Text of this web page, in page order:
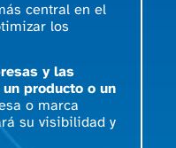
central en el
los
y las
producto o un
o marca
su visibilidad y